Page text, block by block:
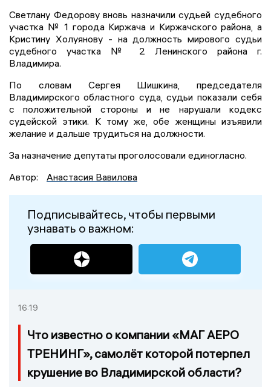
Светлану Федорову вновь назначили судьей судебного
участка № 1 города Киржача и Киржачского района, а
Кристину Холуянову - на должность мирового судьи
судебного участка № 2 Ленинского района г.
Владимира.
По словам Сергея Шишкина, председателя
Владимирского областного суда, судьи показали себя
с положительной стороны и не нарушали кодекс
судейской этики. К тому же, обе женщины изъявили
желание и дальше трудиться на должности.
За назначение депутаты проголосовали единогласно.
Автор:
Анастасия Вавилова
Подписывайтесь, чтобы первыми
узнавать о важном:
16:19
Что известно о компании «МАГ АЕРО
ТРЕНИНГ», самолёт которой потерпел
крушение во Владимирской области?